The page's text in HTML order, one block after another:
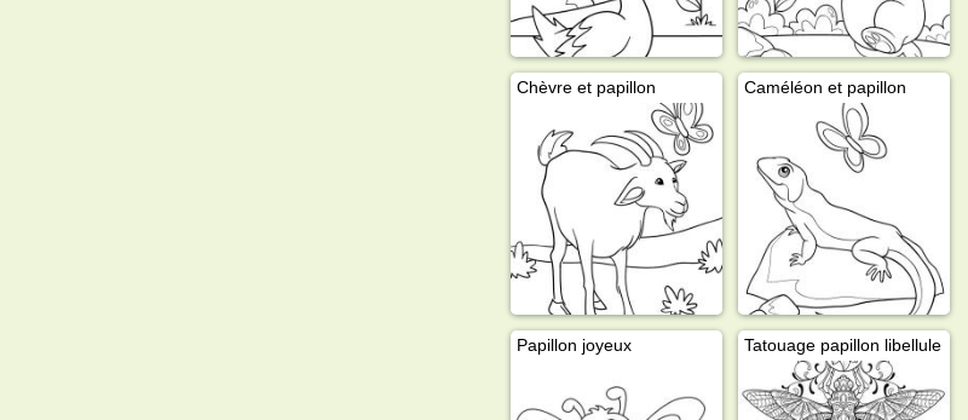
Chèvre et papillon Caméléon et papillon
Papillon joyeux Tatouage papillon libellule